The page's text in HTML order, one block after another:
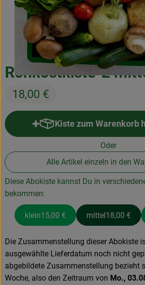
Frischetheke
Natukostwaren
Getränke
Drogerie
So geht’s
Über uns
Rezepte
Rohkostkiste-2
18,00 €
Kiste zum Warenkorb
Kiste zum
Oder
Alle Artikel einzeln in den
Diese Abokiste kannst Du in
bekommen:
klein15,00 € mittel18,00 €
Die Zusammenstellung dieser Abokiste
ausgewählte Lieferdatum noch nicht
abgebildete Zusammenstellung bezieht
Woche, also den Zeitraum von Mo.,